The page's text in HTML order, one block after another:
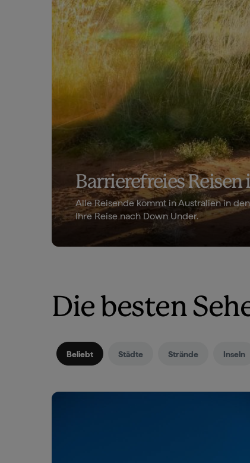
Barrierefreies
Alle Reisende kommt in Australien in
Ihre Reise nach Down Under.
Die besten
Beliebt Städte Strände Inseln